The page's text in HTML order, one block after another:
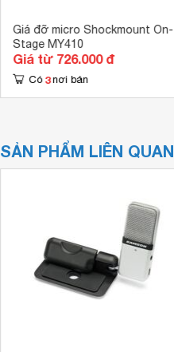
Giá đỡ micro Shockmount On-
Stage MY410
Giá từ 726.000 đ
Có 3 nơi bán
SẢN PHẨM LIÊN QUAN